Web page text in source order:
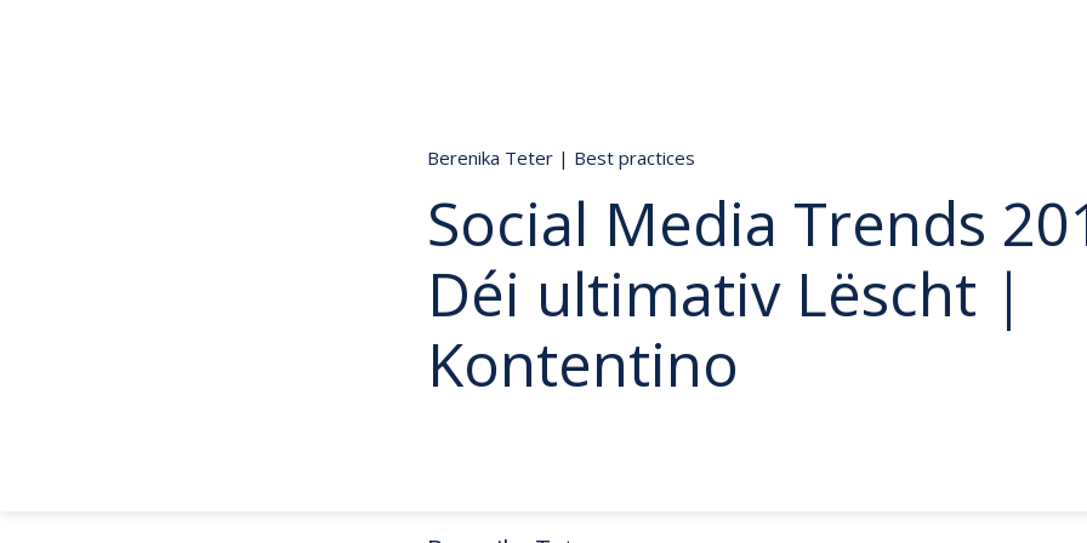
Berenika Teter | Best practices
Social Media Trends
Déi ultimativ Lëscht |
Kontentino